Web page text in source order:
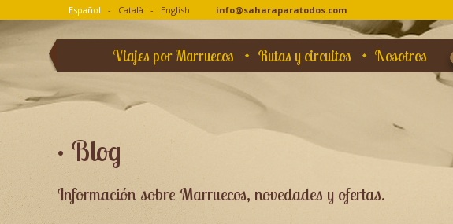
Español - Català - English info@saharaparatodos.com
Viajes por Marruecos Rutas y circuitos Nosotros
• Blog
Información sobre Marruecos, novedades y ofertas.